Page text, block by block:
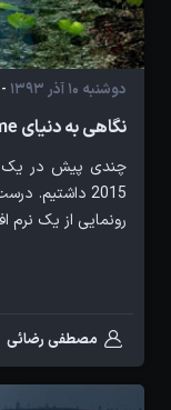
دوشنبه 10 آذر 1393
نگاهی به دنیای Real Time در نرم افزار Lumion
رونمایی از یک نرم
مصطفی رضائی